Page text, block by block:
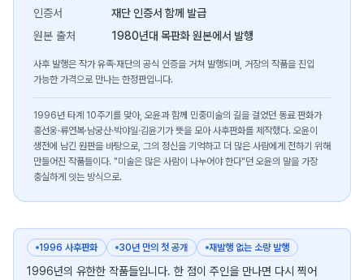
인증서
재단 인증서 함께 발급
원본 출처
1980년대 목판화 원본에서 발행
사후 발행은 작가 유족·재단의 공식 인증을 거쳐 발행되며, 거장의 작품을 진입
가능한 가격으로 만나는 한정판입니다.
1996년 타계 10주기를 맞아, 오윤과 함께 민중미술의 길을 걸었던 동료 판화가
홍선웅·류연복·남궁산·박야일·김윤기가 뜻을 모아 사후판화를 제작했다. 오윤이
생전에 남긴 원판을 바탕으로, 그의 정신을 기억하고 더 많은 사람에게 전하기 위해
만들어진 작품들이다. "미술은 많은 사람이 나누어야 한다"던 오윤의 말을 가장
충실하게 잇는 방식으로.
1996 사후판화 30년 만의 첫 공개 재발행 없는 소량 발행
1996년의 유한한 작품들입니다. 한 점이 주인을 만나면 다시 찍어